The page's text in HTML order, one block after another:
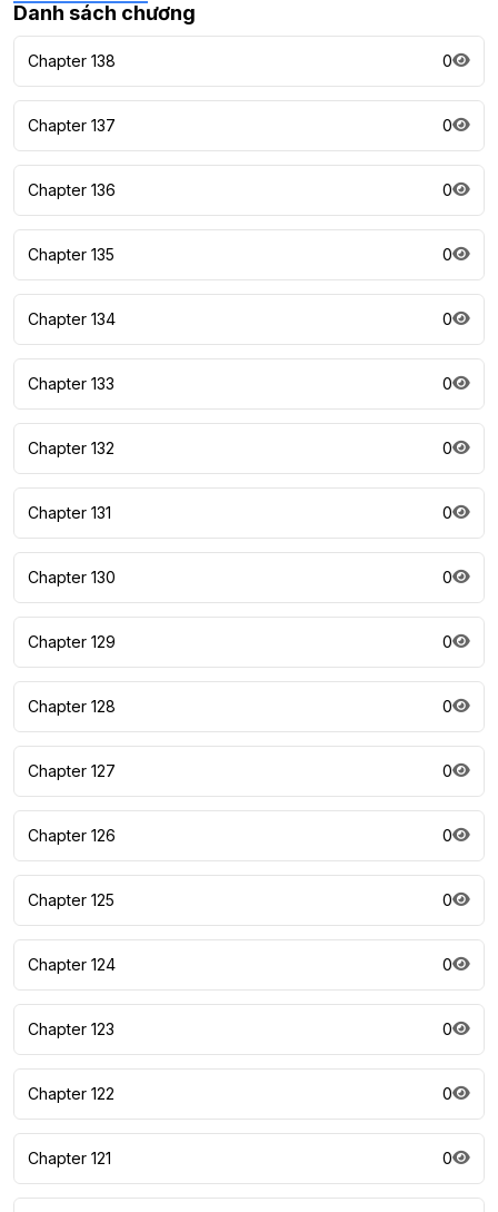
Danh sách chương
Chapter 138 0
Chapter 137 0
Chapter 136 0
Chapter 135 0
Chapter 134 0
Chapter 133 0
Chapter 132 0
Chapter 131 0
Chapter 130 0
Chapter 129 0
Chapter 128 0
Chapter 127 0
Chapter 126 0
Chapter 125 0
Chapter 124 0
Chapter 123 0
Chapter 122 0
Chapter 121 0